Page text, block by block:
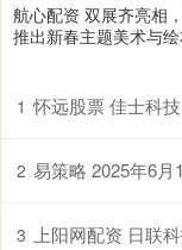
航心配资 双展齐亮相
推出新春主题美术与
1 怀远股票 佳士科
2 易策略 2025年6月
3 上阳网配资 日联科技